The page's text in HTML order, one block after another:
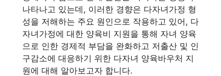
나타나고 있는데, 이러한 경향은 다자녀가정 형
성을 저해하는 주요 원인으로 작용하고 있어, 다
자녀가정에 대한 양육비 지원을 통해 자녀 양육
으로 인한 경제적 부담을 완화하고 저출산 및 인
구감소에 대응하기 위한 다자녀 양육바우처 지
원에 대해 알아보고자 합니다.